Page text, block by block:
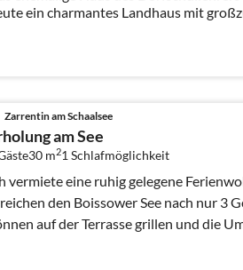
ein charmantes Landhaus mit
von Feldern und malerischen
Zarrentin am Schaalsee
am See
30 m21Schlafmöglichkeit
vermiete eine ruhig gelegene
den Boissower See nach nur 3
auf der Terrasse grillen und die
oder zu Fuß erkunden